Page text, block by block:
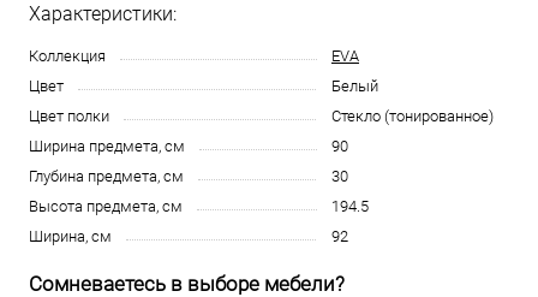
Характеристики:
Коллекция
EVA
Цвет
Белый
Цвет полки
Стекло (тонированное)
Ширина предмета, см
90
Глубина предмета, см
30
Высота предмета, см
194.5
Ширина, см
92
Сомневаетесь в выборе мебели?